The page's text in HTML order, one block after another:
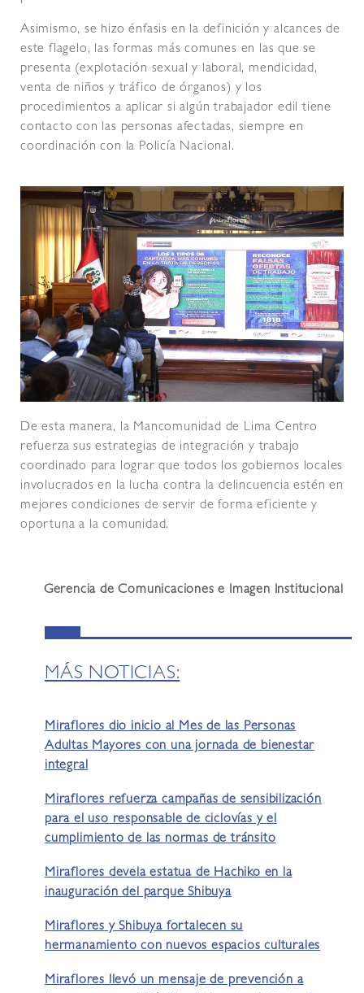
Asimismo, se hizo énfasis en la definición y alcances de
este flagelo, las formas más comunes en las que se
presenta (explotación sexual y laboral, mendicidad,
venta de niños y tráfico de órganos) y los
procedimientos a aplicar si algún trabajador edil tiene
contacto con las personas afectadas, siempre en
coordinación con la Policía Nacional.
De esta manera, la Mancomunidad de Lima Centro
refuerza sus estrategias de integración y trabajo
coordinado para lograr que todos los gobiernos locales
involucrados en la lucha contra la delincuencia estén en
mejores condiciones de servir de forma eficiente y
oportuna a la comunidad.
Gerencia de Comunicaciones e Imagen Institucional
MÁS NOTICIAS:
Miraflores dio inicio al Mes de las Personas
Adultas Mayores con una jornada de bienestar
integral
Miraflores refuerza campañas de sensibilización
para el uso responsable de ciclovías y el
cumplimiento de las normas de tránsito
Miraflores devela estatua de Hachiko en la
inauguración del parque Shibuya
Miraflores y Shibuya fortalecen su
hermanamiento con nuevos espacios culturales
Miraflores llevó un mensaje de prevención a